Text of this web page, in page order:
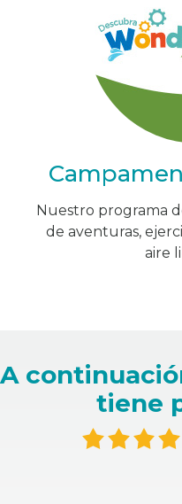
Nuestro programa
de aventuras,
aire
A
tiene